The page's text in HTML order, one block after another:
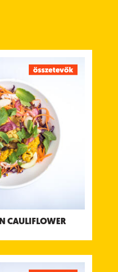
CAULIFLOWER
CAULIFLOWER
chili csatnival, bengáli
& kókuszjoghurt csatnival
Tápanyagtartalom (g/adag)
Energia 450 kcal
Fehérje 11 g
Szénhidrát 65 g
ebből cukor 16 g
Rost 7.1 g
ebből telített zsírok 8.4 g
RICE CHICKEN TIKKA